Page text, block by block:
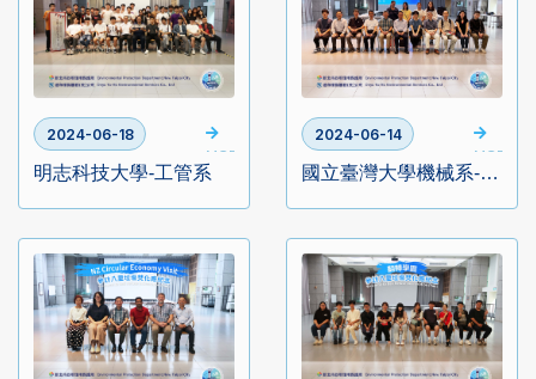
2024-06-18
MORE
明志科技大學-工管系
2024-06-14
MORE
國立臺灣大學機械系-新工程教育方法實驗與建構計畫